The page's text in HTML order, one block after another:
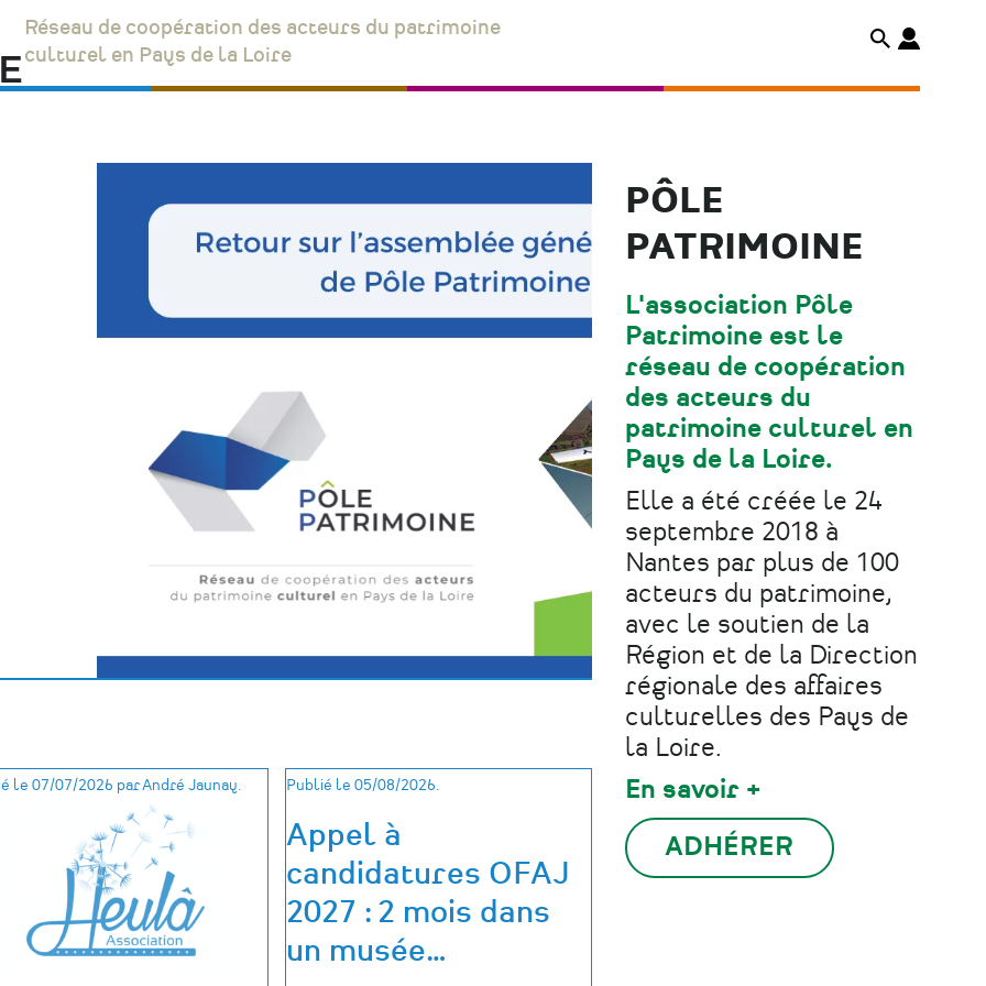
Réseau de coopération des acteurs du patrimoine
culturel en Pays de la Loire
le 07/07/2026 par André Jaunay. Publié le 05/08/2026.
Appel à
candidatures OFAJ
2027 : 2 mois dans
un musée…
PÔLE
PATRIMOINE
L'association Pôle
Patrimoine est le
réseau de coopération
des acteurs du
patrimoine culturel en
Pays de la Loire.
Elle a été créée le 24
septembre 2018 à
Nantes par plus de 100
acteurs du patrimoine,
avec le soutien de la
Région et de la Direction
régionale des affaires
culturelles des Pays de
la Loire.
En savoir +
ADHÉRER